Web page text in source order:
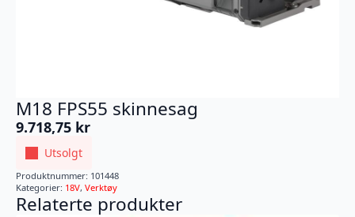
M18 FPS55 skinnesag
9.718,75 kr
Utsolgt
Produktnummer: 101448
Kategorier: 18V, Verktøy
Relaterte produkter